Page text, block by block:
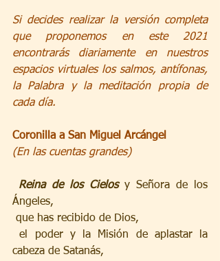
Si decides realizar la versión completa
que proponemos en este 2021
encontrarás diariamente en nuestros
espacios virtuales los salmos, antífonas,
la Palabra y la meditación propia de
cada día.
Coronilla a San Miguel Arcángel
(En las cuentas grandes)
Reina de los Cielos y Señora de los
Ángeles,
que has recibido de Dios,
el poder y la Misión de aplastar la
cabeza de Satanás,